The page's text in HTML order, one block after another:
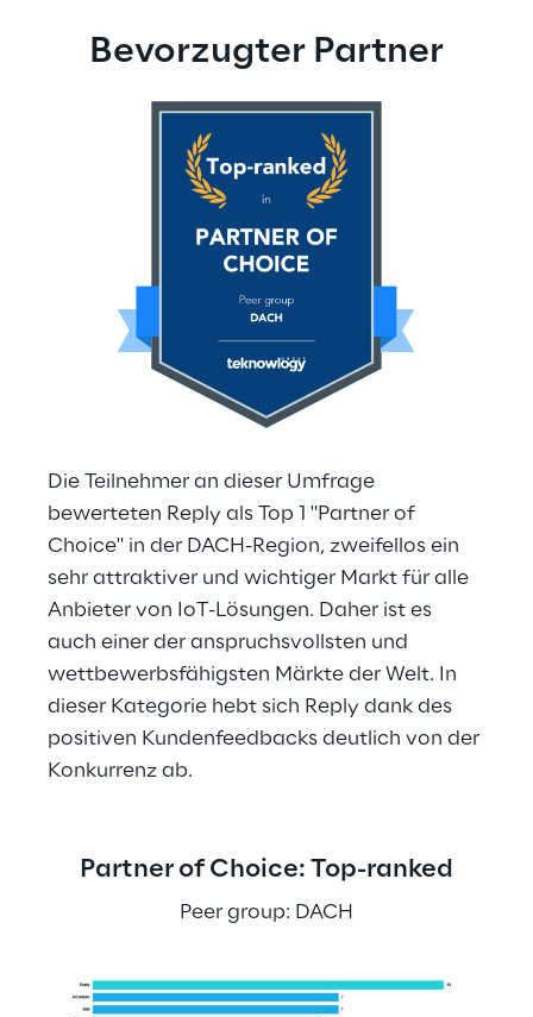
Bevorzugter Partner
Die Teilnehmer an dieser Umfrage
bewerteten Reply als Top 1 "Partner of
Choice" in der DACH-Region, zweifellos ein
sehr attraktiver und wichtiger Markt für alle
Anbieter von IoT-Lösungen. Daher ist es
auch einer der anspruchsvollsten und
wettbewerbsfähigsten Märkte der Welt. In
dieser Kategorie hebt sich Reply dank des
positiven Kundenfeedbacks deutlich von der
Konkurrenz ab.
Partner of Choice: Top-ranked
Peer group: DACH